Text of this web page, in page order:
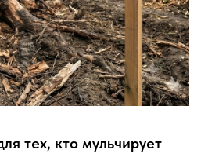
тех, кто мульчирует